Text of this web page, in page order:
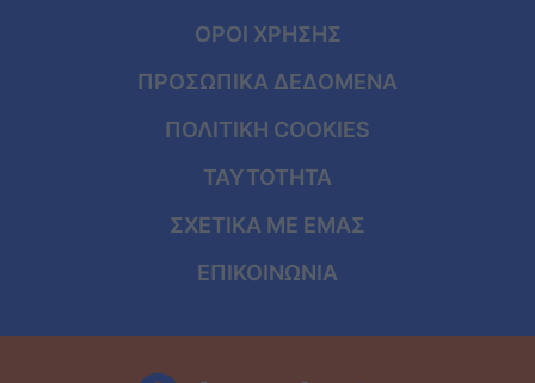
ΟΡΟΙ ΧΡΗΣΗΣ
ΠΡΟΣΩΠΙΚΑ ΔΕΔΟΜΕΝΑ
ΠΟΛΙΤΙΚΗ COOKIES
ΤΑΥΤΟΤΗΤΑ
ΣΧΕΤΙΚΑ ΜΕ ΕΜΑΣ
ΕΠΙΚΟΙΝΩΝΙΑ